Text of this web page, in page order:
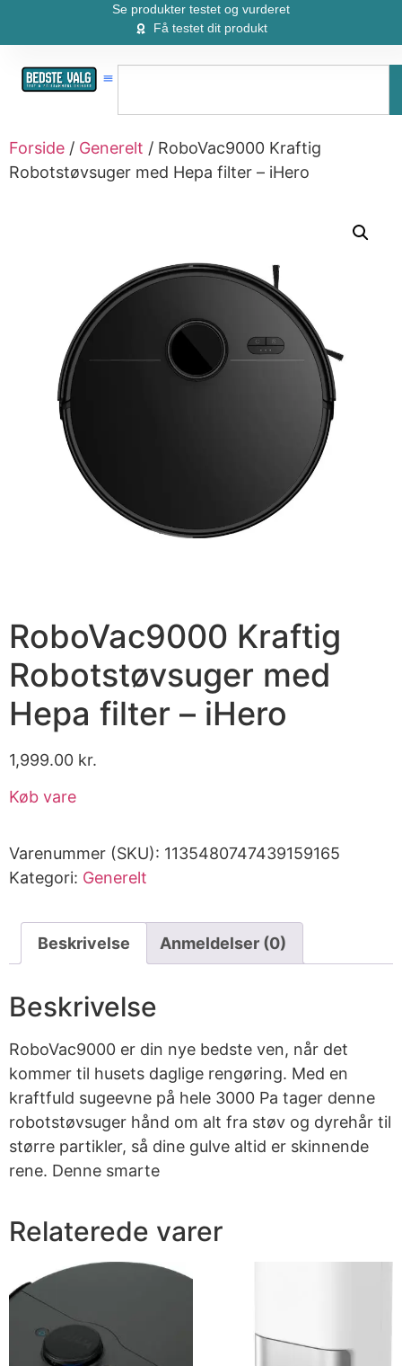
Se produkter testet og vurderet
Få testet dit produkt
Forside / Generelt / RoboVac9000 Kraftig
Robotstøvsuger med Hepa filter – iHero
RoboVac9000 Kraftig
Robotstøvsuger med
Hepa filter – iHero
1,999.00 kr.
Køb vare
Varenummer (SKU): 1135480747439159165
Kategori: Generelt
Beskrivelse Anmeldelser (0)
Beskrivelse
RoboVac9000 er din nye bedste ven, når det
kommer til husets daglige rengøring. Med en
kraftfuld sugeevne på hele 3000 Pa tager denne
robotstøvsuger hånd om alt fra støv og dyrehår til
større partikler, så dine gulve altid er skinnende
rene. Denne smarte
Relaterede varer